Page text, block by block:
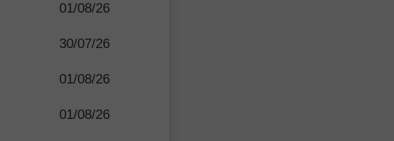
01/08/26
30/07/26
01/08/26
01/08/26